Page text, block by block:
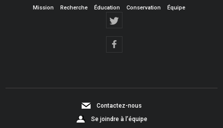
Mission Recherche Éducation Conservation Équipe
Contactez-nous
Se joindre à l’équipe